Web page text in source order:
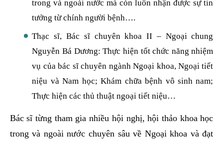
trong và ngoài nước mà còn luôn nhận được sự tin
tưởng từ chính người bệnh….
Thạc sĩ, Bác sĩ chuyên khoa II – Ngoại chung
Nguyễn Bá Dương: Thực hiện tốt chức năng nhiệm
vụ của bác sĩ chuyên ngành Ngoại khoa, Ngoại tiết
niệu và Nam học; Khám chữa bệnh vô sinh nam;
Thực hiện các thủ thuật ngoại tiết niệu…
Bác sĩ từng tham gia nhiều hội nghị, hội thảo khoa học
trong và ngoài nước chuyên sâu về Ngoại khoa và đạt